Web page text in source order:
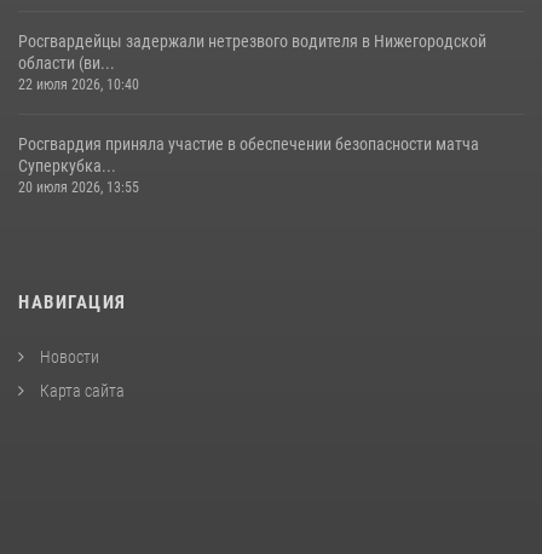
Росгвардейцы задержали нетрезвого водителя в Нижегородской
области (ви...
22 июля 2026, 10:40
Росгвардия приняла участие в обеспечении безопасности матча
Суперкубка...
20 июля 2026, 13:55
НАВИГАЦИЯ
Новости
Карта сайта